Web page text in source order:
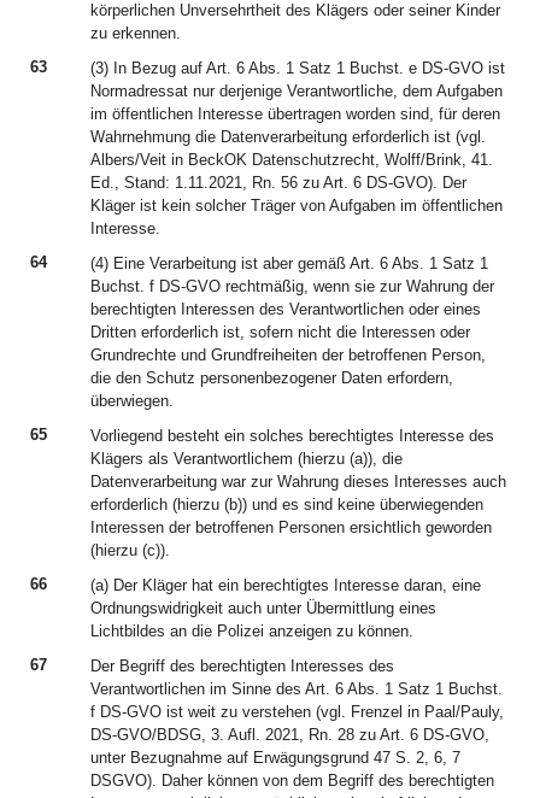
körperlichen Unversehrtheit des Klägers oder seiner Kinder
zu erkennen.
63
(3) In Bezug auf Art. 6 Abs. 1 Satz 1 Buchst. e DS-GVO ist
Normadressat nur derjenige Verantwortliche, dem Aufgaben
im öffentlichen Interesse übertragen worden sind, für deren
Wahrnehmung die Datenverarbeitung erforderlich ist (vgl.
Albers/Veit in BeckOK Datenschutzrecht, Wolff/Brink, 41.
Ed., Stand: 1.11.2021, Rn. 56 zu Art. 6 DS-GVO). Der
Kläger ist kein solcher Träger von Aufgaben im öffentlichen
Interesse.
64
(4) Eine Verarbeitung ist aber gemäß Art. 6 Abs. 1 Satz 1
Buchst. f DS-GVO rechtmäßig, wenn sie zur Wahrung der
berechtigten Interessen des Verantwortlichen oder eines
Dritten erforderlich ist, sofern nicht die Interessen oder
Grundrechte und Grundfreiheiten der betroffenen Person,
die den Schutz personenbezogener Daten erfordern,
überwiegen.
65
Vorliegend besteht ein solches berechtigtes Interesse des
Klägers als Verantwortlichem (hierzu (a)), die
Datenverarbeitung war zur Wahrung dieses Interesses auch
erforderlich (hierzu (b)) und es sind keine überwiegenden
Interessen der betroffenen Personen ersichtlich geworden
(hierzu (c)).
66
(a) Der Kläger hat ein berechtigtes Interesse daran, eine
Ordnungswidrigkeit auch unter Übermittlung eines
Lichtbildes an die Polizei anzeigen zu können.
67
Der Begriff des berechtigten Interesses des
Verantwortlichen im Sinne des Art. 6 Abs. 1 Satz 1 Buchst.
f DS-GVO ist weit zu verstehen (vgl. Frenzel in Paal/Pauly,
DS-GVO/BDSG, 3. Aufl. 2021, Rn. 28 zu Art. 6 DS-GVO,
unter Bezugnahme auf Erwägungsgrund 47 S. 2, 6, 7
DSGVO). Daher können von dem Begriff des berechtigten